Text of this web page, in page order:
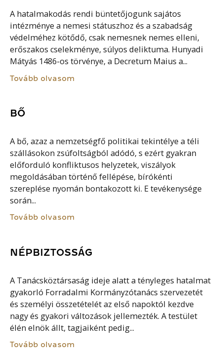
A hatalmakodás rendi büntetőjogunk sajátos
intézménye a nemesi státuszhoz és a szabadság
védelméhez kötődő, csak nemesnek nemes elleni,
erőszakos cselekménye, súlyos deliktuma. Hunyadi
Mátyás 1486-os törvénye, a Decretum Maius a...
Tovább olvasom
BŐ
A bő, azaz a nemzetségfő politikai tekintélye a téli
szállásokon zsúfoltságból adódó, s ezért gyakran
előforduló konfliktusos helyzetek, viszályok
megoldásában történő fellépése, bírókénti
szereplése nyomán bontakozott ki. E tevékenysége
során...
Tovább olvasom
NÉPBIZTOSSÁG
A Tanácsköztársaság ideje alatt a tényleges hatalmat
gyakorló Forradalmi Kormányzótanács szervezetét
és személyi összetételét az első napoktól kezdve
nagy és gyakori változások jellemezték. A testület
élén elnök állt, tagjaiként pedig...
Tovább olvasom